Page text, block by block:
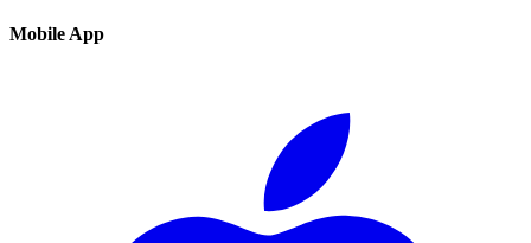
Mobile App